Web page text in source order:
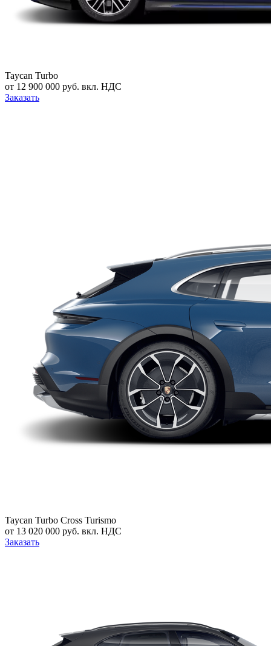
Taycan Turbo
от 12 900 000 руб. вкл. НДС
Заказать
Taycan Turbo Cross Turismo
от 13 020 000 руб. вкл. НДС
Заказать